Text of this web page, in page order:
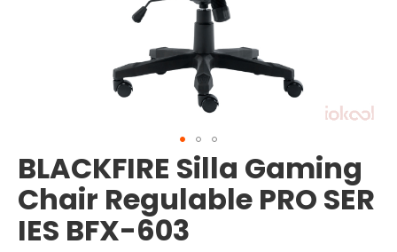
Saltar
al
comienzo
de
BLACKFIRE Silla Gaming
Chair Regulable PRO SER
IES BFX-603